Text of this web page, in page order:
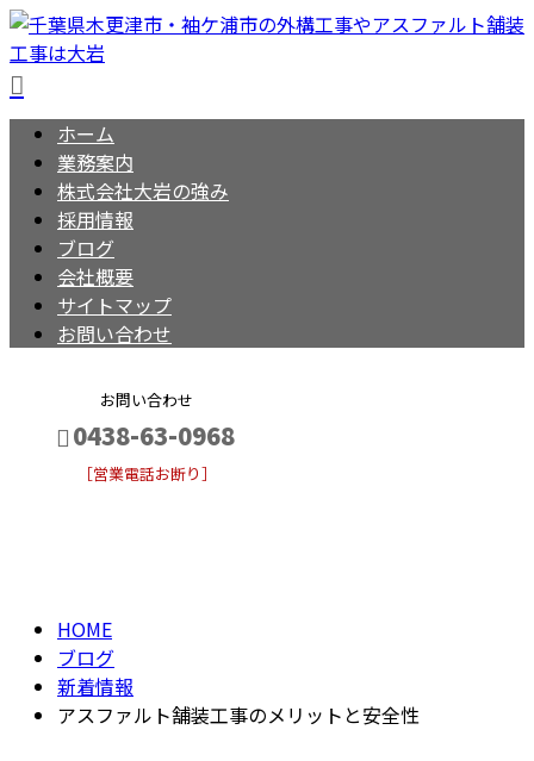
ホーム
業務案内
株式会社大岩の強み
採用情報
ブログ
会社概要
サイトマップ
お問い合わせ
お問い合わせ
0438-63-0968
［営業電話お断り］
HOME
ブログ
新着情報
アスファルト舗装工事のメリットと安全性